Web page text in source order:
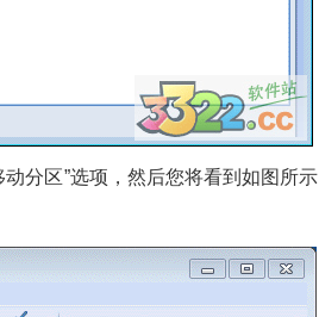
分区”选项，然后您将看到如图所示